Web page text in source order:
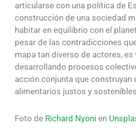
articularse con una política de
construcción de una sociedad
habitar en equilibrio con el
pesar de las contradicciones
mapa tan diverso de actores,
desarrollando procesos
acción conjunta que construyan
alimentarios justos y
Foto de Richard Nyoni en